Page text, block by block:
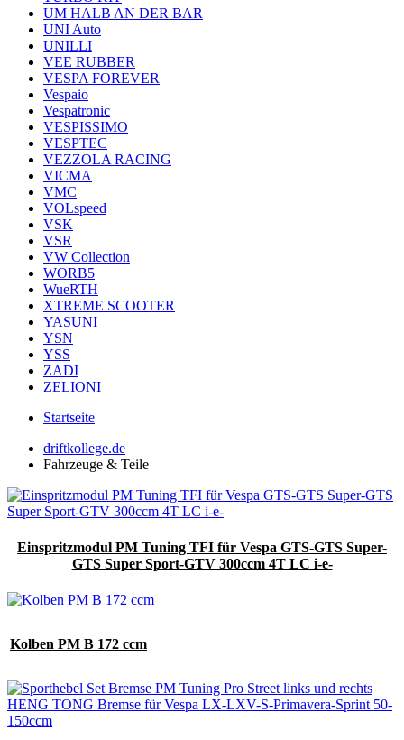
UM HALB AN DER BAR
UNI Auto
UNILLI
VEE RUBBER
VESPA FOREVER
Vespaio
Vespatronic
VESPISSIMO
VESPTEC
VEZZOLA RACING
VICMA
VMC
VOLspeed
VSK
VSR
VW Collection
WORB5
WueRTH
XTREME SCOOTER
YASUNI
YSN
YSS
ZADI
ZELIONI
Startseite
driftkollege.de
Fahrzeuge & Teile
Einspritzmodul PM Tuning TFI für Vespa GTS-GTS Super-
GTS Super Sport-GTV 300ccm 4T LC i-e-
Kolben PM B 172 ccm